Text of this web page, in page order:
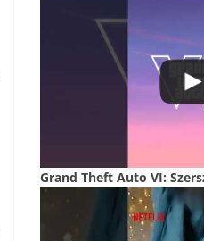
Grand Theft Auto VI: